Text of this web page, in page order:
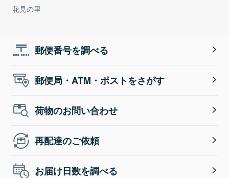
花見の里
郵便番号を調べる
郵便局・ATM・ポストをさがす
荷物のお問い合わせ
再配達のご依頼
お届け日数を調べる